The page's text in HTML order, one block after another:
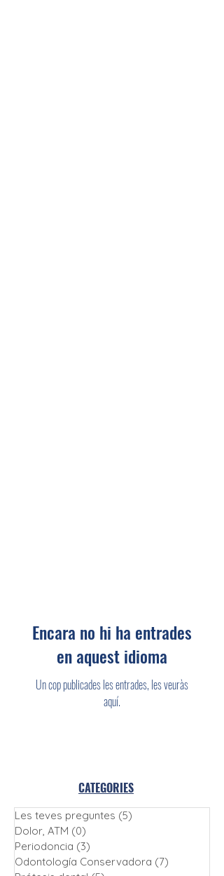
Encara no hi ha entrades
en aquest idioma
Un cop publicades les entrades, les veuràs
aquí.
CATEGORIES
Les teves preguntes (5)
Dolor, ATM (0)
Periodoncia (3)
Odontología Conservadora (7)